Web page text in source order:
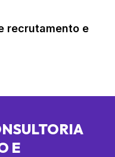
recrutamento e
E